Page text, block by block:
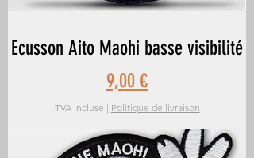
Ecusson Aito Maohi basse visibilité
Prix
9,00 €
TVA Incluse | Politique de livraison